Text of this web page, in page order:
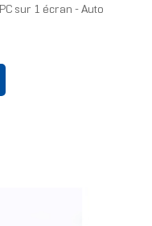
sur 1 écran - Auto